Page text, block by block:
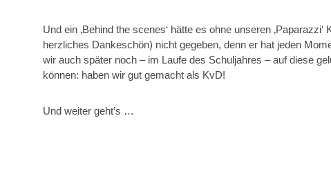
Und ein ‚Behind the scenes‘ hätte es ohne unseren
herzliches Dankeschön) nicht gegeben, denn er hat jeden
wir auch später noch – im Laufe des Schuljahres – auf diese
können: haben wir gut gemacht als KvD!
Und weiter geht’s …